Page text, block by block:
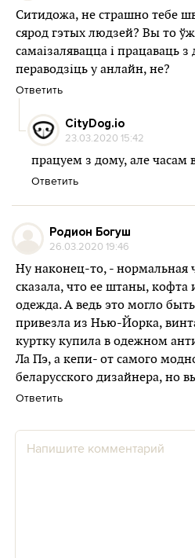
Ситидожа, не страшно тебе
сярод гэтых людзей? Вы то
самаізалявацца і працаваць
пераводзіць у анлайн, не?
Ответить
CityDog.io
23.03.2020 15:42
працуем з дому, але часам
Ответить
Родион Богуш
26.03.2020 19:46
Ну наконец-то, - нормальная
сказала, что ее штаны, кофта
одежда. А ведь это могло
привезла из Нью-Йорка,
куртку купила в одежном
Ла Пэ, а кепи- от самого
беларусского дизайнера, но
Ответить